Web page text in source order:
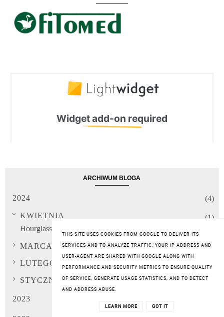
ARCHIWUM BLOGA
2024
(4)
KWIETNIA
(1)
Hourglass - nowa marka kosmetyków do makijażu, któ...
MARCA
(1)
LUTEGO
(1)
STYCZNIA
(1)
2023
THIS SITE USES COOKIES FROM GOOGLE TO DELIVER ITS
SERVICES AND TO ANALYZE TRAFFIC. YOUR IP ADDRESS AND
USER-AGENT ARE SHARED WITH GOOGLE ALONG WITH
PERFORMANCE AND SECURITY METRICS TO ENSURE QUALITY
OF SERVICE, GENERATE USAGE STATISTICS, AND TO DETECT
AND ADDRESS ABUSE.
LEARN MORE GOT IT